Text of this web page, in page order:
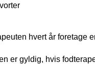
hvert år foretage
er gyldig, hvis